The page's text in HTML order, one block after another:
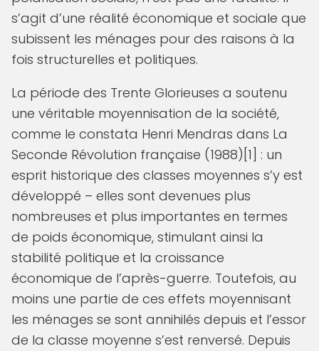
s’agit d’une réalité économique et sociale que
subissent les ménages pour des raisons à la
fois structurelles et politiques.
La période des Trente Glorieuses a soutenu
une véritable moyennisation de la société,
comme le constata Henri Mendras dans La
Seconde Révolution française (1988)[1] : un
esprit historique des classes moyennes s’y est
développé – elles sont devenues plus
nombreuses et plus importantes en termes
de poids économique, stimulant ainsi la
stabilité politique et la croissance
économique de l’après-guerre. Toutefois, au
moins une partie de ces effets moyennisant
les ménages se sont annihilés depuis et l’essor
de la classe moyenne s’est renversé. Depuis